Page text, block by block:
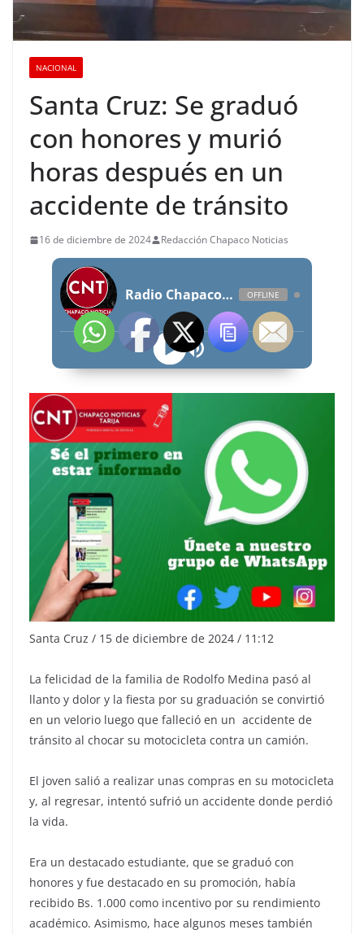
NACIONAL
Santa Cruz: Se graduó
con honores y murió
horas después en un
accidente de tránsito
16 de diciembre de 2024 Redacción Chapaco Noticias
Radio Chapaco Noticias Las 24 horas en vivo OFFLINE
Santa Cruz / 15 de diciembre de 2024 / 11:12
La felicidad de la familia de Rodolfo Medina pasó al
llanto y dolor y la fiesta por su graduación se convirtió
en un velorio luego que falleció en un accidente de
tránsito al chocar su motocicleta contra un camión.
El joven salió a realizar unas compras en su motocicleta
y, al regresar, intentó sufrió un accidente donde perdió
la vida.
Era un destacado estudiante, que se graduó con
honores y fue destacado en su promoción, había
recibido Bs. 1.000 como incentivo por su rendimiento
académico. Asimismo, hace algunos meses también